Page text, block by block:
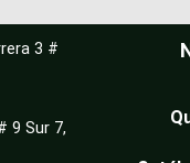
3 #
9 Sur 7,